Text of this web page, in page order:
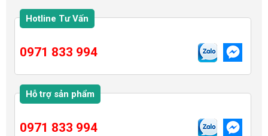
Hotline Tư Vấn
0971 833 994
Hỗ trợ sản phẩm
0971 833 994